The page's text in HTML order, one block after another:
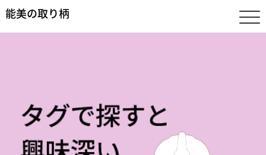
能美の取り柄